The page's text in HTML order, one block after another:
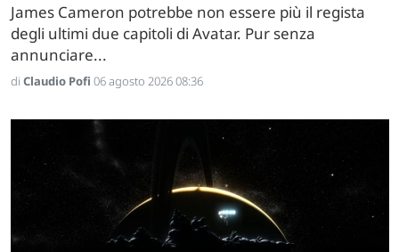
James Cameron potrebbe non essere più il regista
degli ultimi due capitoli di Avatar. Pur senza
annunciare...
di Claudio Pofi 06 agosto 2026 08:36